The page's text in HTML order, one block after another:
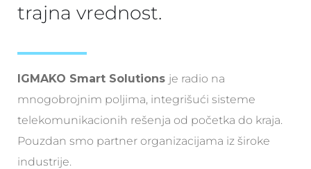
trajna vrednost.
IGMAKO Smart Solutions je radio na
mnogobrojnim poljima, integrišući sisteme
telekomunikacionih rešenja od početka do kraja.
Pouzdan smo partner organizacijama iz široke
industrije.